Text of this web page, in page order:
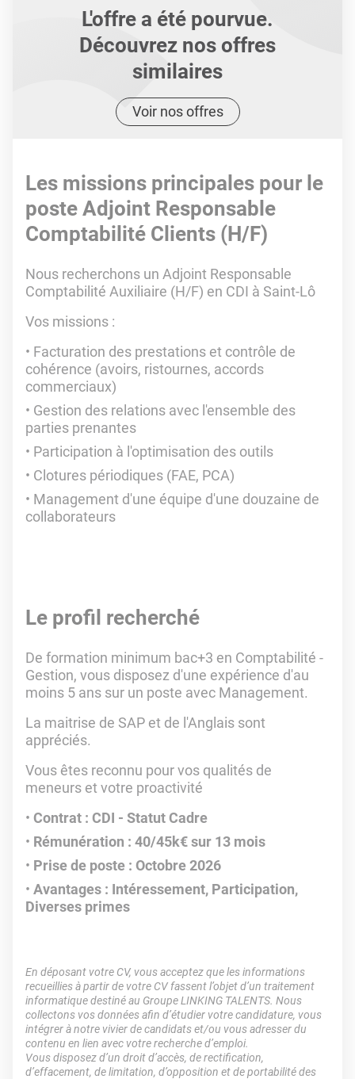
L'offre a été pourvue.
Découvrez nos offres
similaires
Voir nos offres
Les missions principales pour le
poste Adjoint Responsable
Comptabilité Clients (H/F)
Nous recherchons un Adjoint Responsable
Comptabilité Auxiliaire (H/F) en CDI à Saint-Lô
Vos missions :
Facturation des prestations et contrôle de
cohérence (avoirs, ristournes, accords
commerciaux)
Gestion des relations avec l'ensemble des
parties prenantes
Participation à l'optimisation des outils
Clotures périodiques (FAE, PCA)
Management d'une équipe d'une douzaine de
collaborateurs
Le profil recherché
De formation minimum bac+3 en Comptabilité -
Gestion, vous disposez d'une expérience d'au
moins 5 ans sur un poste avec Management.
La maitrise de SAP et de l'Anglais sont
appréciés.
Vous êtes reconnu pour vos qualités de
meneurs et votre proactivité
Contrat : CDI - Statut Cadre
Rémunération : 40/45k€ sur 13 mois
Prise de poste : Octobre 2026
Avantages : Intéressement, Participation,
Diverses primes
En déposant votre CV, vous acceptez que les informations
recueillies à partir de votre CV fassent l’objet d’un traitement
informatique destiné au Groupe LINKING TALENTS. Nous
collectons vos données afin d’étudier votre candidature, vous
intégrer à notre vivier de candidats et/ou vous adresser du
contenu en lien avec votre recherche d’emploi.
Vous disposez d’un droit d’accès, de rectification,
d’effacement, de limitation, d’opposition et de portabilité des